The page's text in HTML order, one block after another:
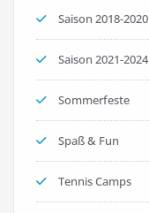
Saison 2018-2020
Saison 2021-2024
Sommerfeste
Spaß & Fun
Tennis Camps